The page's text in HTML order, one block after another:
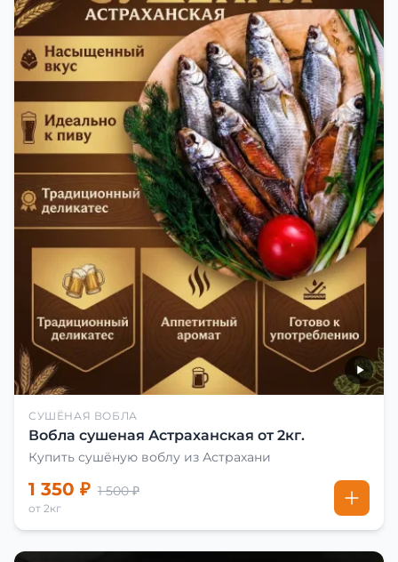
СУШЁНАЯ ВОБЛА
Вобла сушеная Астраханская от 2кг.
Купить сушёную воблу из Астрахани
1 350 ₽ 1 500 ₽
от 2кг